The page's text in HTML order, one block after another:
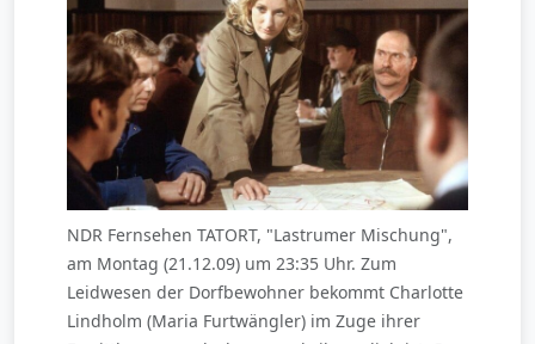
NDR Fernsehen TATORT, "Lastrumer Mischung",
am Montag (21.12.09) um 23:35 Uhr. Zum
Leidwesen der Dorfbewohner bekommt Charlotte
Lindholm (Maria Furtwängler) im Zuge ihrer